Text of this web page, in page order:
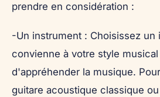
prendre en considération :
-Un instrument : Choisissez un
convienne à votre style
d'appréhender la musique.
guitare acoustique classique